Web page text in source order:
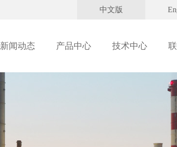
中文版
新闻动态 产品中心 技术中心